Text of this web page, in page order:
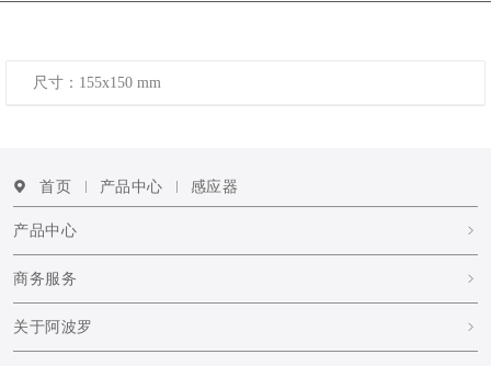
尺寸：155x150 mm
首页 产品中心 感应器
产品中心
商务服务
关于阿波罗